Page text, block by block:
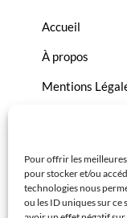
Pour offrir les
pour stocker et/ou
technologies nous
ou les ID uniques sur ce
Accueil
À propos
Mentions
Politique de